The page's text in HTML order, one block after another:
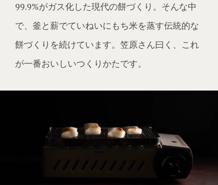
99.9%がガス化した現代の餅づくり。そんな中
で、釜と薪でていねいにもち米を蒸す伝統的な
餅づくりを続けています。笠原さん曰く、これ
が一番おいしいつくりかたです。